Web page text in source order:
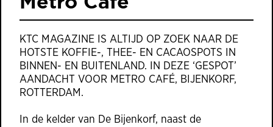
KTC MAGAZINE IS ALTIJD OP ZOEK NAAR DE
HOTSTE KOFFIE-, THEE- EN CACAOSPOTS IN
BINNEN- EN BUITENLAND. IN DEZE ‘GESPOT’
AANDACHT VOOR METRO CAFÉ, BIJENKORF,
ROTTERDAM.
In de kelder van De Bijenkorf, naast de